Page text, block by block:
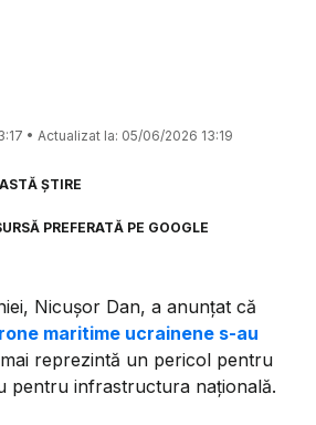
• Actualizat la: 05/06/2026 13:19
ȘTIRE
PREFERATĂ PE GOOGLE
Nicușor Dan, a anunțat că
maritime ucrainene s-au
reprezintă un pericol pentru
pentru infrastructura națională.